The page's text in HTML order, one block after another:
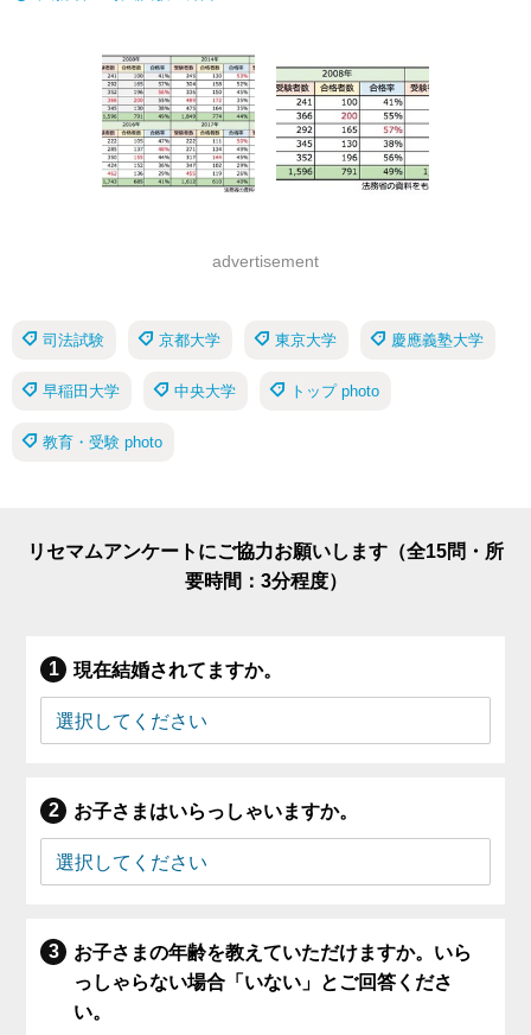
advertisement
司法試験 京都大学 東京大学 慶應義塾大学
早稲田大学 中央大学 トップ photo
教育・受験 photo
リセマムアンケートにご協力お願いします（全15問・所
要時間：3分程度）
現在結婚されてますか。
お子さまはいらっしゃいますか。
お子さまの年齢を教えていただけますか。いら
っしゃらない場合「いない」とご回答くださ
い。